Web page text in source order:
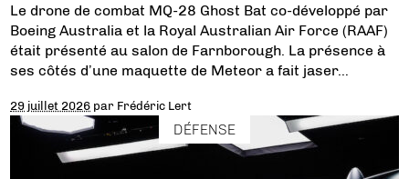
Le drone de combat MQ-28 Ghost Bat co-développé par
Boeing Australia et la Royal Australian Air Force (RAAF)
était présenté au salon de Farnborough. La présence à
ses côtés d’une maquette de Meteor a fait jaser…
29 juillet 2026 par Frédéric Lert
DÉFENSE